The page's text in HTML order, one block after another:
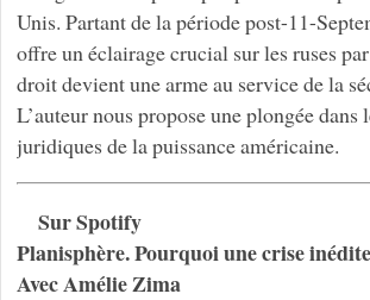
Unis. Partant de la période post-11-
oﬀre un éclairage crucial sur les ruses
droit devient une arme au service de la
L’auteur nous propose une plongée dans
juridiques de la puissance américaine.
Sur Spotify
Planisphère. Pourquoi une crise
Avec Amélie Zima